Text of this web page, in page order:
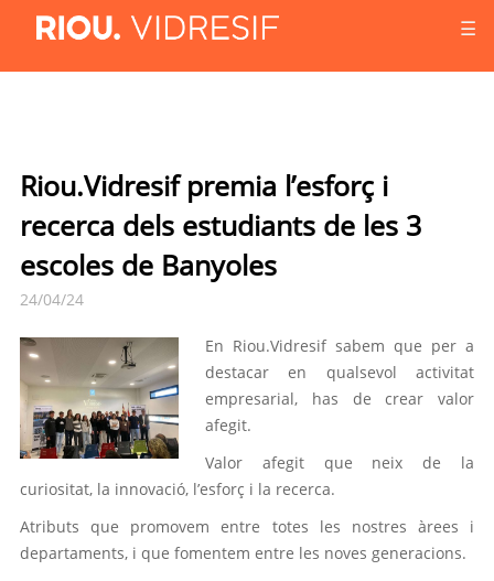
☰
Riou.Vidresif premia l’esforç i
recerca dels estudiants de les 3
escoles de Banyoles
24/04/24
En Riou.Vidresif sabem que per a
destacar en qualsevol activitat
empresarial, has de crear valor
afegit.
Valor afegit que neix de la
curiositat, la innovació, l’esforç i la recerca.
Atributs que promovem entre totes les nostres àrees i
departaments, i que fomentem entre les noves generacions.